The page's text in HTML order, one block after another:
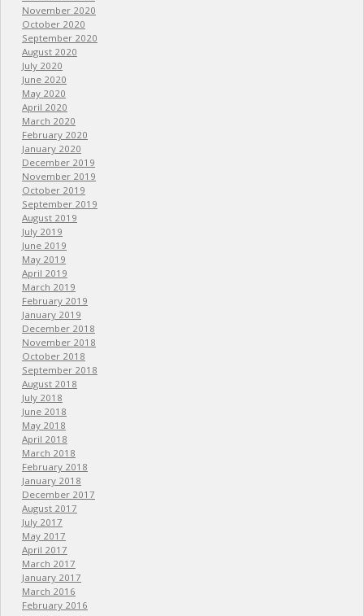
November 2020
October 2020
September 2020
August 2020
July 2020
June 2020
May 2020
April 2020
March 2020
February 2020
January 2020
December 2019
November 2019
October 2019
September 2019
August 2019
July 2019
June 2019
May 2019
April 2019
March 2019
February 2019
January 2019
December 2018
November 2018
October 2018
September 2018
August 2018
July 2018
June 2018
May 2018
April 2018
March 2018
February 2018
January 2018
December 2017
August 2017
July 2017
May 2017
April 2017
March 2017
January 2017
March 2016
February 2016